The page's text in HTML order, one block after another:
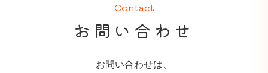
Contact
お問い合わせ
お問い合わせは、